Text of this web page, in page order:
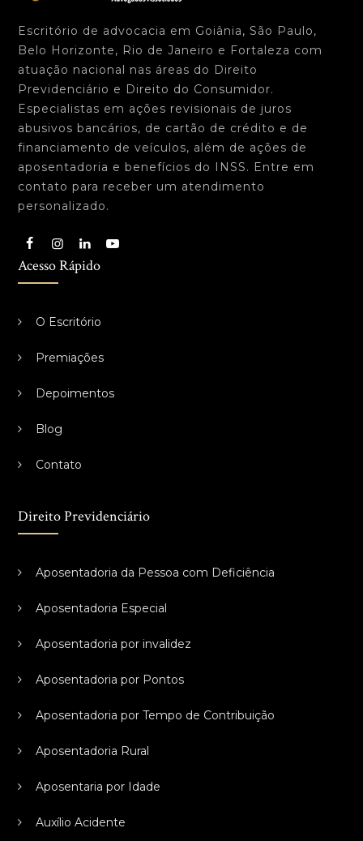
Escritório de advocacia em Goiânia, São Paulo,
Belo Horizonte, Rio de Janeiro e Fortaleza com
atuação nacional nas áreas do Direito
Previdenciário e Direito do Consumidor.
Especialistas em ações revisionais de juros
abusivos bancários, de cartão de crédito e de
financiamento de veículos, além de ações de
aposentadoria e benefícios do INSS. Entre em
contato para receber um atendimento
personalizado.
Acesso Rápido
O Escritório
Premiações
Depoimentos
Blog
Contato
Direito Previdenciário
Aposentadoria da Pessoa com Deficiência
Aposentadoria Especial
Aposentadoria por invalidez
Aposentadoria por Pontos
Aposentadoria por Tempo de Contribuição
Aposentadoria Rural
Aposentaria por Idade
Auxílio Acidente